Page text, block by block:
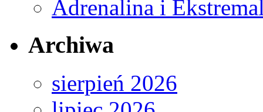
Adrenalina i
Archiwa
sierpień 2026